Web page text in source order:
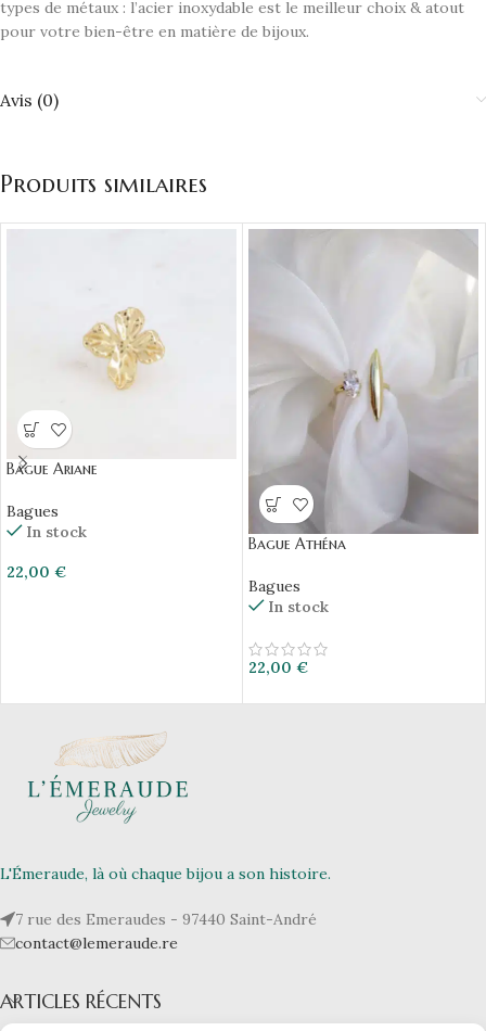
types de métaux : l’acier inoxydable est le meilleur choix & atout
pour votre bien-être en matière de bijoux.
Avis (0)
Produits similaires
Bague Ariane
Bagues
In stock
22,00 €
Bague Athéna
Bagues
In stock
22,00 €
L'Émeraude, là où chaque bijou a son histoire.
7 rue des Emeraudes - 97440 Saint-André
contact@lemeraude.re
ARTICLES RÉCENTS